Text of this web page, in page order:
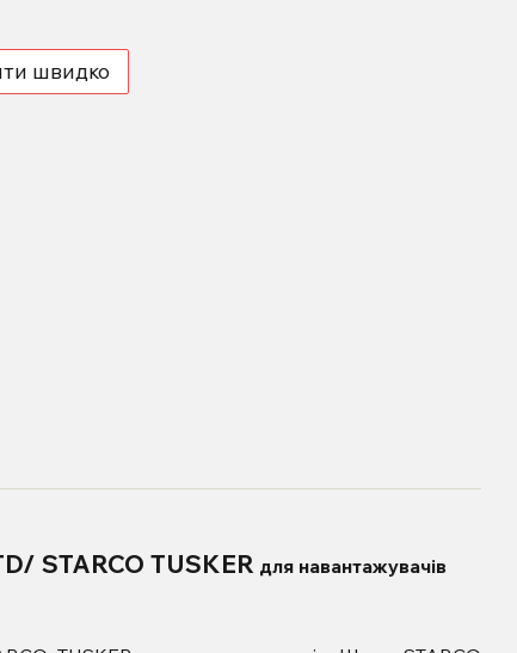
швидко
STARCO TUSKER для навантажувачів